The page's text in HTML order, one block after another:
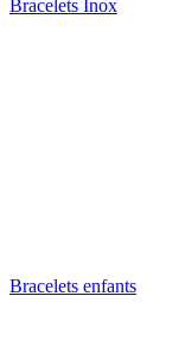
Bracelets Inox
Bracelets enfants